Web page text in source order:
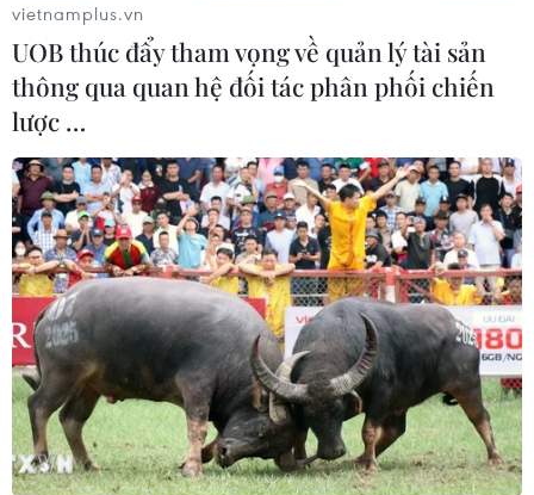
vietnamplus.vn
UOB thúc đẩy tham vọng về quản lý tài sản
thông qua quan hệ đối tác phân phối chiến
lược …